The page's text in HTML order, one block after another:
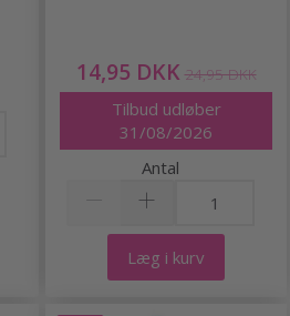
14,95 DKK 24,95 DKK
Tilbud udløber
31/08/2026
Antal
Læg i kurv